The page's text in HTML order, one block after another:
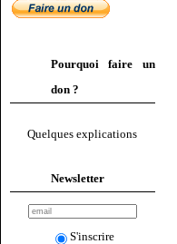
Pourquoi faire un
don ?
Quelques explications
Newsletter
S'inscrire